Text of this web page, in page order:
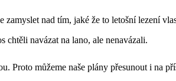
zamyslet nad tím, jaké že to letošní lezení
chtěli navázat na lano, ale nenavázali.
Proto můžeme naše plány přesunout i na